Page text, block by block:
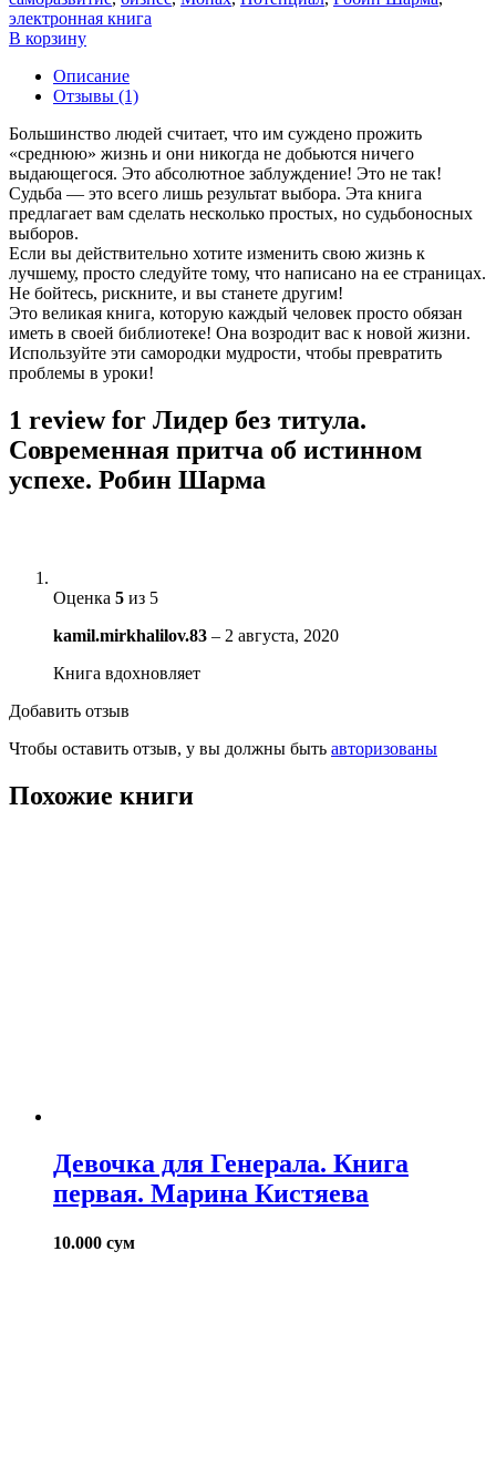
электронная книга
В корзину
Описание
Отзывы (1)
Большинство людей считает, что им суждено прожить
«среднюю» жизнь и они никогда не добьются ничего
выдающегося. Это абсолютное заблуждение! Это не так!
Судьба — это всего лишь результат выбора. Эта книга
предлагает вам сделать несколько простых, но судьбоносных
выборов.
Если вы действительно хотите изменить свою жизнь к
лучшему, просто следуйте тому, что написано на ее страницах.
Не бойтесь, рискните, и вы станете другим!
Это великая книга, которую каждый человек просто обязан
иметь в своей библиотеке! Она возродит вас к новой жизни.
Используйте эти самородки мудрости, чтобы превратить
проблемы в уроки!
1 review for Лидер без титула.
Современная притча об истинном
успехе. Робин Шарма
Оценка 5 из 5
kamil.mirkhalilov.83 – 2 августа, 2020
Книга вдохновляет
Добавить отзыв
Чтобы оставить отзыв, у вы должны быть авторизованы
Похожие книги
Девочка для Генерала. Книга
первая. Марина Кистяева
10.000 сум